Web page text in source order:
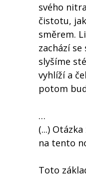
svého
čistotu,
směrem.
zachází
slyšíme
vyhlíží a
potom
…
(...)
na tento
Toto